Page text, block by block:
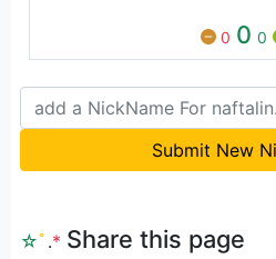
0 0 0
Submit New
☆ﾟ .* Share this page